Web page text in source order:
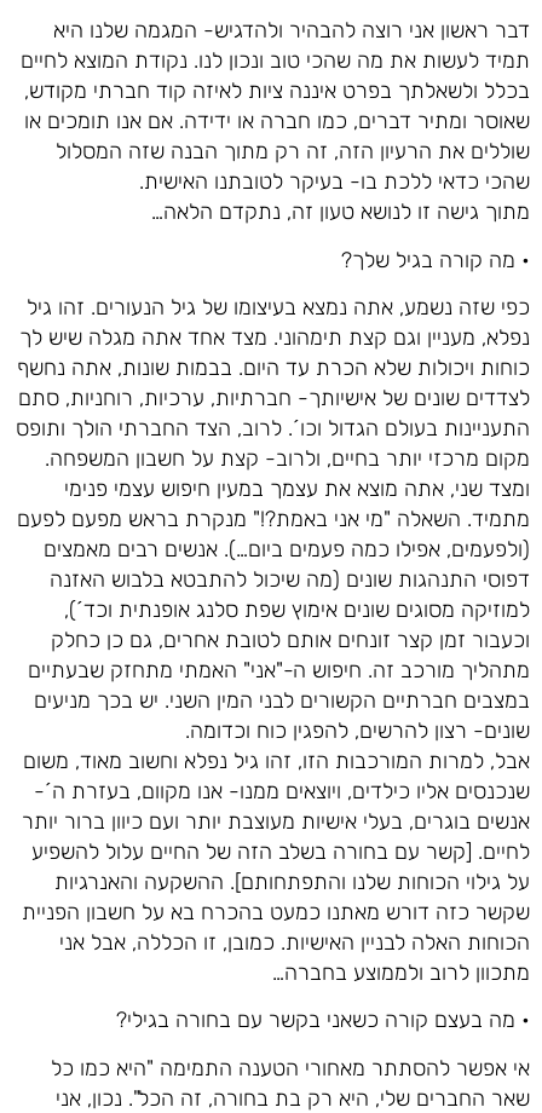
דבר ראשון אני רוצה להבהיר ולהדגיש- המגמה שלנו היא
תמיד לעשות את מה שהכי טוב ונכון לנו. נקודת המוצא לחיים
בכלל ולשאלתך בפרט איננה ציות לאיזה קוד חברתי מקודש,
שאוסר ומתיר דברים, כמו חברה או ידידה. אם אנו תומכים או
שוללים את הרעיון הזה, זה רק מתוך הבנה שזה המסלול
שהכי כדאי ללכת בו- בעיקר לטובתנו האישית.
מתוך גישה זו לנושא טעון זה, נתקדם הלאה…
• מה קורה בגיל שלך?
כפי שזה נשמע, אתה נמצא בעיצומו של גיל הנעורים. זהו גיל
נפלא, מעניין וגם קצת תימהוני. מצד אחד אתה מגלה שיש לך
כוחות ויכולות שלא הכרת עד היום. בבמות שונות, אתה נחשף
לצדדים שונים של אישיותך- חברתיות, ערכיות, רוחניות, סתם
התעניינות בעולם הגדול וכו´. לרוב, הצד החברתי הולך ותופס
מקום מרכזי יותר בחיים, ולרוב- קצת על חשבון המשפחה.
ומצד שני, אתה מוצא את עצמך במעין חיפוש עצמי פנימי
מתמיד. השאלה "מי אני באמת?!" מנקרת בראש מפעם לפעם
(ולפעמים, אפילו כמה פעמים ביום…). אנשים רבים מאמצים
דפוסי התנהגות שונים (מה שיכול להתבטא בלבוש האזנה
למוזיקה מסוגים שונים אימוץ שפת סלנג אופנתית וכד´),
וכעבור זמן קצר זונחים אותם לטובת אחרים, גם כן כחלק
מתהליך מורכב זה. חיפוש ה-"אני" האמתי מתחזק שבעתיים
במצבים חברתיים הקשורים לבני המין השני. יש בכך מניעים
שונים- רצון להרשים, להפגין כוח וכדומה.
אבל, למרות המורכבות הזו, זהו גיל נפלא וחשוב מאוד, משום
שנכנסים אליו כילדים, ויוצאים ממנו- אנו מקוום, בעזרת ה´-
אנשים בוגרים, בעלי אישיות מעוצבת יותר ועם כיוון ברור יותר
לחיים. [קשר עם בחורה בשלב הזה של החיים עלול להשפיע
על גילוי הכוחות שלנו והתפתחותם]. ההשקעה והאנרגיות
שקשר כזה דורש מאתנו כמעט בהכרח בא על חשבון הפניית
הכוחות האלה לבניין האישיות. כמובן, זו הכללה, אבל אני
מתכוון לרוב ולממוצע בחברה…
• מה בעצם קורה כשאני בקשר עם בחורה בגילי?
אי אפשר להסתתר מאחורי הטענה התמימה "היא כמו כל
שאר החברים שלי, היא רק בת בחורה, זה הכל". נכון, אני